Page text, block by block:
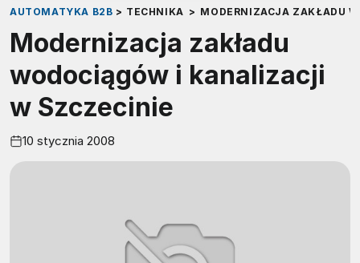
AUTOMATYKA B2B > TECHNIKA > MODERNIZACJA ZAKŁADU
Modernizacja zakładu
wodociągów i kanalizacji
w Szczecinie
10 stycznia 2008